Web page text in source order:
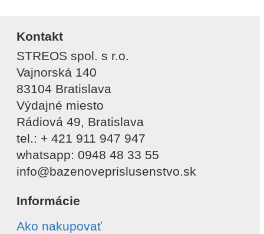
Kontakt
STREOS spol. s r.o.
Vajnorská 140
83104 Bratislava
Výdajné miesto
Rádiová 49, Bratislava
tel.: + 421 911 947 947
whatsapp: 0948 48 33 55
info@bazenoveprislusenstvo.sk
Informácie
Ako nakupovať